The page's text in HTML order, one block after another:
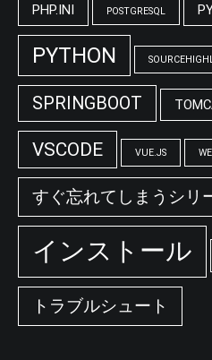
PHP.INI POSTGRESQL
PYTHON
SPRINGBOOT
VSCODE VUE.JS
すぐ忘れてしまうシリ
インストール
トラブルシュート